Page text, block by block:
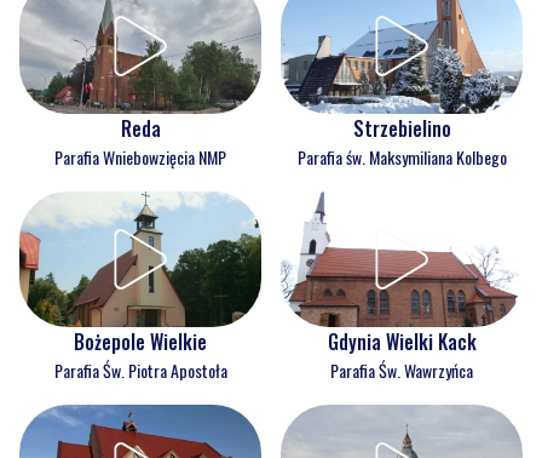
Reda
Parafia Wniebowzięcia NMP
Strzebielino
Parafia św. Maksymiliana Kolbego
Bożepole Wielkie
Parafia Św. Piotra Apostoła
Gdynia Wielki Kack
Parafia Św. Wawrzyńca